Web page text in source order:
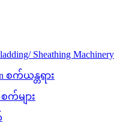
Sheathing Machinery
စက်ယန္တရား
က်များ